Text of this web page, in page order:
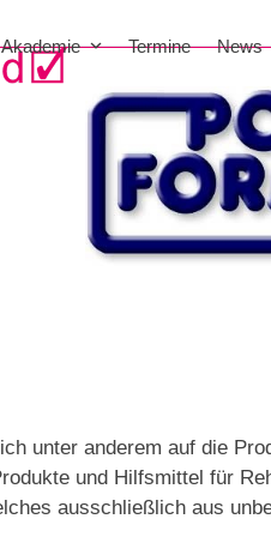
Akademie Termine News
unter anderem auf die
und Hilfsmittel für
ausschließlich aus